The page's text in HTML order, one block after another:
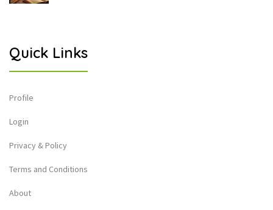
Quick Links
Profile
Login
Privacy & Policy
Terms and Conditions
About